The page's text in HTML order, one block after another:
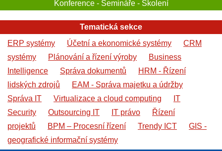
Konference - Semináře - Školení
Tematická sekce
ERP systémy
Účetní a ekonomické systémy
CRM
systémy
Plánování a řízení výroby
Business
Intelligence
Správa dokumentů
HRM - Řízení
lidských zdrojů
EAM - Správa majetku a údržby
Správa IT
Virtualizace a cloud computing
IT
Security
Outsourcing IT IT právo
Řízení
projektů
BPM – Procesní řízení Trendy ICT
GIS -
geografické informační systémy